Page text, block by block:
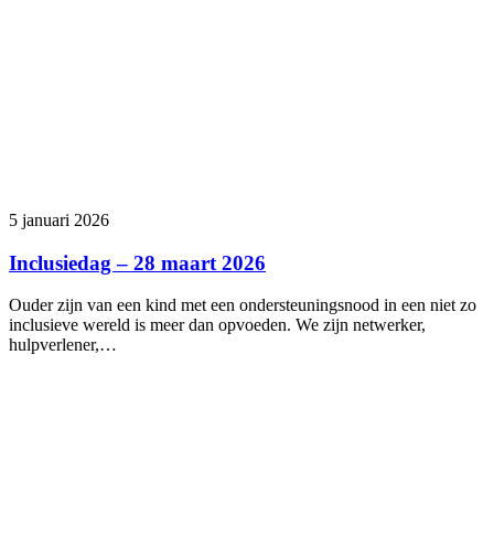
5 januari 2026
Inclusiedag – 28 maart 2026
Ouder zijn van een kind met een ondersteuningsnood in een niet zo
inclusieve wereld is meer dan opvoeden. We zijn netwerker,
hulpverlener,…